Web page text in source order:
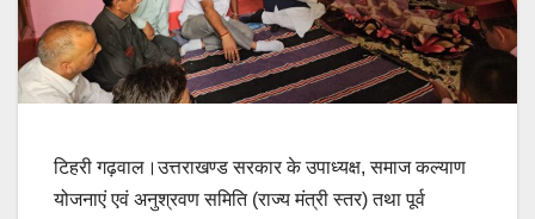
टिहरी गढ़वाल।उत्तराखण्ड सरकार के उपाध्यक्ष, समाज कल्याण
योजनाएं एवं अनुश्रवण समिति (राज्य मंत्री स्तर) तथा पूर्व